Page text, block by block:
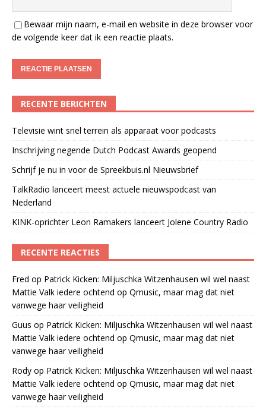
Bewaar mijn naam, e-mail en website in deze browser voor
de volgende keer dat ik een reactie plaats.
RECENTE BERICHTEN
Televisie wint snel terrein als apparaat voor podcasts
Inschrijving negende Dutch Podcast Awards geopend
Schrijf je nu in voor de Spreekbuis.nl Nieuwsbrief
TalkRadio lanceert meest actuele nieuwspodcast van
Nederland
KINK-oprichter Leon Ramakers lanceert Jolene Country Radio
RECENTE REACTIES
Fred op Patrick Kicken: Miljuschka Witzenhausen wil wel naast
Mattie Valk iedere ochtend op Qmusic, maar mag dat niet
vanwege haar veiligheid
Guus op Patrick Kicken: Miljuschka Witzenhausen wil wel naast
Mattie Valk iedere ochtend op Qmusic, maar mag dat niet
vanwege haar veiligheid
Rody op Patrick Kicken: Miljuschka Witzenhausen wil wel naast
Mattie Valk iedere ochtend op Qmusic, maar mag dat niet
vanwege haar veiligheid